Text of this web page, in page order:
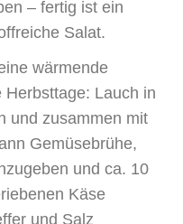
– fertig ist ein
Salat.
wärmende
Lauch in
und zusammen mit
Gemüsebrühe,
und ca. 10
Käse
und Salz